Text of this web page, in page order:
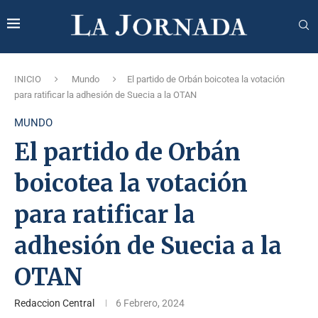
INICIO Mundo
El partido de Orbán boicotea la votación
para ratificar la adhesión de Suecia a la OTAN
MUNDO
El partido de Orbán
boicotea la votación
para ratificar la
adhesión de Suecia a la
OTAN
Redaccion Central 6 Febrero, 2024